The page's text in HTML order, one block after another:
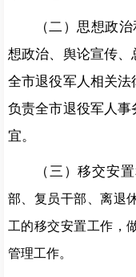
（二）思想政
想政治、舆论宣传
全市退役军人相关法
负责全市退役军人
宜。
（三）移交安
部、复员干部、离退
工的移交安置工作，
管理工作。